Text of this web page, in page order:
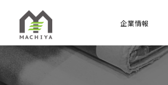
企業情報